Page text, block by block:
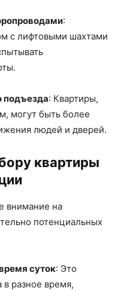
:
с лифтовыми шахтами
подъезда: Квартиры,
могут быть более
людей и дверей.
квартиры
внимание на
потенциальных
суток: Это
разное время,